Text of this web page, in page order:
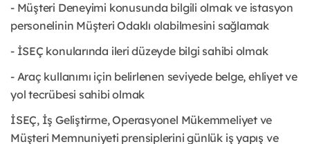
- Müşteri Deneyimi konusunda bilgili olmak ve istasyon
personelinin Müşteri Odaklı olabilmesini sağlamak
- İSEÇ konularında ileri düzeyde bilgi sahibi olmak
- Araç kullanımı için belirlenen seviyede belge, ehliyet ve
yol tecrübesi sahibi olmak
İSEÇ, İş Geliştirme, Operasyonel Mükemmeliyet ve
Müşteri Memnuniyeti prensiplerini günlük iş yapış ve